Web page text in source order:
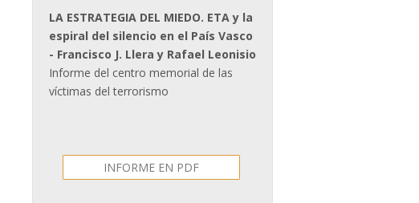
LA ESTRATEGIA DEL MIEDO. ETA y la
espiral del silencio en el País Vasco
- Francisco J. Llera y Rafael Leonisio
Informe del centro memorial de las
víctimas del terrorismo
INFORME EN PDF